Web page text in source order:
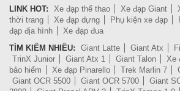
LINK HOT: Xe đạp thể thao Xe đạp Giant
thời trang
Xe đạp dựng Phụ kiện xe đạp
đạp địa hình
Xe đạp đua
TÌM KIẾM NHIỀU:
Giant Latte Giant Atx
TrinX Junior
Giant Atx 1 Giant Talon Xe
bảo hiểm
Xe đạp Pinarello Trek Marlin 7
Giant OCR 5500
Giant OCR 5700 Giant